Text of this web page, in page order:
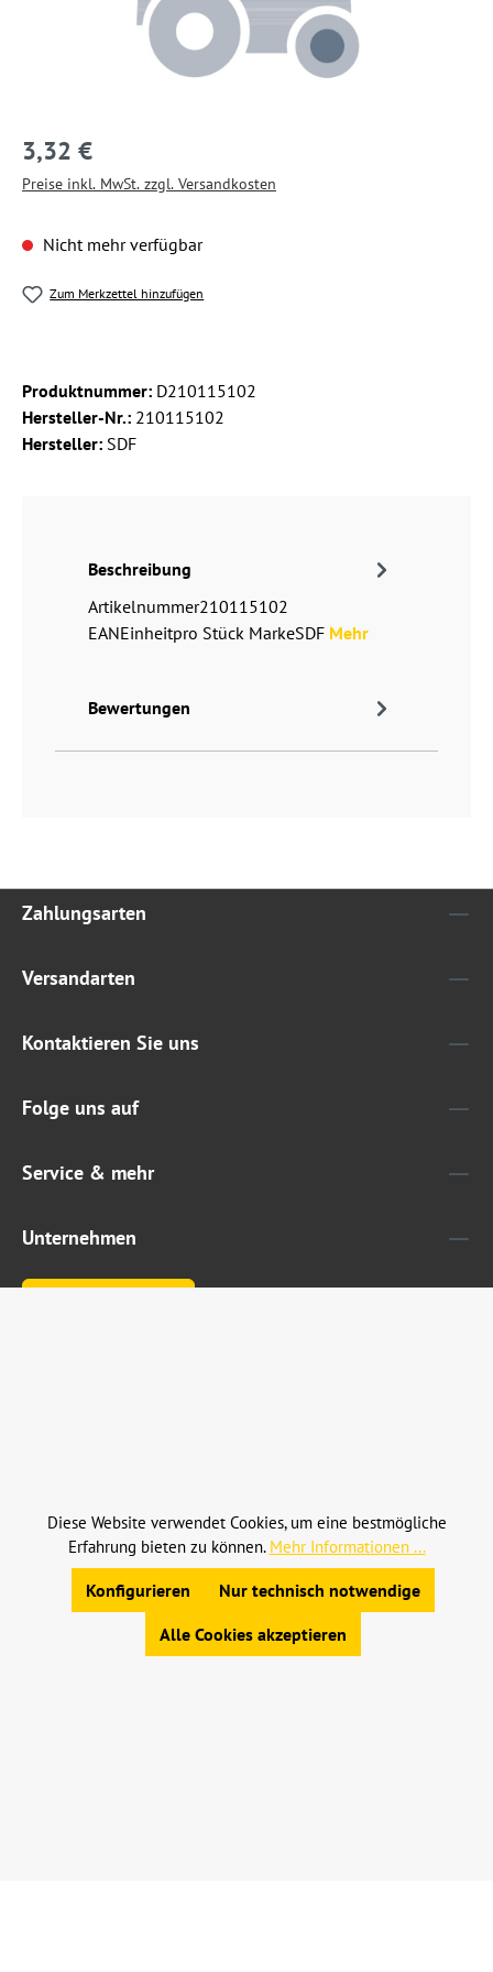
3,32 €
Preise inkl. MwSt. zzgl. Versandkosten
Nicht mehr verfügbar
Zum Merkzettel hinzufügen
Produktnummer: D210115102
Hersteller-Nr.: 210115102
Hersteller: SDF
Beschreibung
Artikelnummer210115102
EANEinheitpro Stück MarkeSDF Mehr
Bewertungen
Zahlungsarten
Versandarten
Kontaktieren Sie uns
Folge uns auf
Service & mehr
Unternehmen
© 2023 Leinweber Landtechnik GmbH & Co. KG
Allgemeine Geschäftsbedingungen|
Widerrufsbelehrung
Impressum
Diese Website verwendet Cookies, um eine bestmögliche
Erfahrung bieten zu können. Mehr Informationen ...
Nur technisch notwendige
Konfigurieren
Alle Cookies akzeptieren